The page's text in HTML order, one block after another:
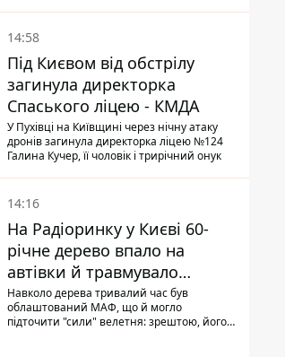
14:58
Під Києвом від обстрілу
загинула директорка
Спаського ліцею - КМДА
У Пухівці на Київщині через нічну атаку
дронів загинула директорка ліцею №124
Галина Кучер, її чоловік і трирічний онук
14:16
На Радіоринку у Києві 60-
річне дерево впало на
автівки й травмувало
людину - подробиці
Навколо дерева тривалий час був
облаштований МАФ, що й могло
підточити "сили" велетня: зрештою, його